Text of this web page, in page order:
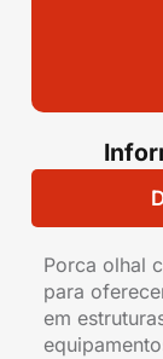
Porca olhal
para
em